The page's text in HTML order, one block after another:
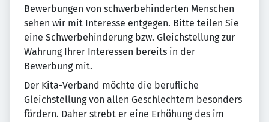
Bewerbungen von schwerbehinderten Menschen
sehen wir mit Interesse entgegen. Bitte teilen Sie
eine Schwerbehinderung bzw. Gleichstellung zur
Wahrung Ihrer Interessen bereits in der
Bewerbung mit.
Der Kita-Verband möchte die berufliche
Gleichstellung von allen Geschlechtern besonders
fördern. Daher strebt er eine Erhöhung des im